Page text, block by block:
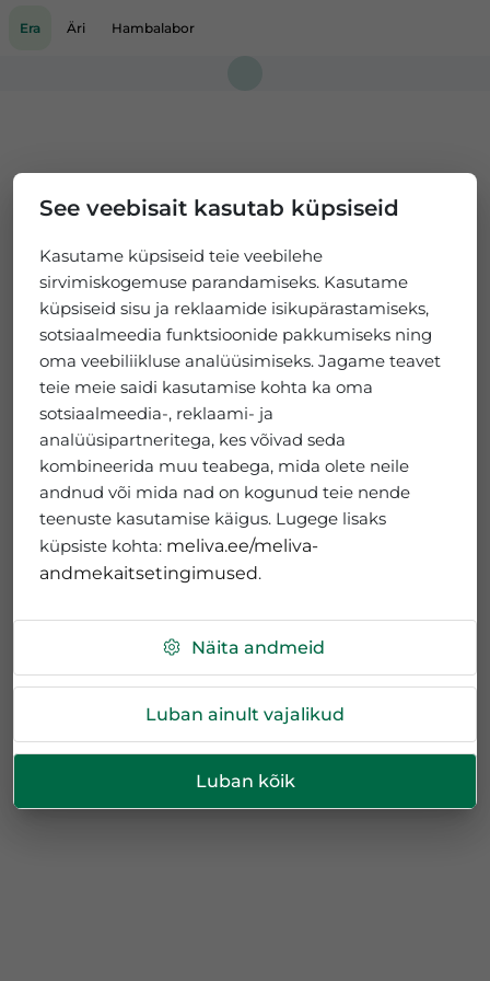
See veebisait kasutab küpsiseid
Kasutame küpsiseid teie veebilehe
sirvimiskogemuse parandamiseks. Kasutame
küpsiseid sisu ja reklaamide isikupärastamiseks,
sotsiaalmeedia funktsioonide pakkumiseks ning
oma veebiliikluse analüüsimiseks. Jagame teavet
teie meie saidi kasutamise kohta ka oma
sotsiaalmeedia-, reklaami- ja
analüüsipartneritega, kes võivad seda
kombineerida muu teabega, mida olete neile
andnud või mida nad on kogunud teie nende
teenuste kasutamise käigus. Lugege lisaks
küpsiste kohta: meliva.ee/meliva-
andmekaitsetingimused.
Näita andmeid
Luban ainult vajalikud
Luban kõik
Era Äri Hambalabor